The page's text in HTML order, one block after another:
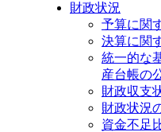
財政状況
予算に関
決算に関
統一的な
産台帳の
財政収支
財政状況
資金不足